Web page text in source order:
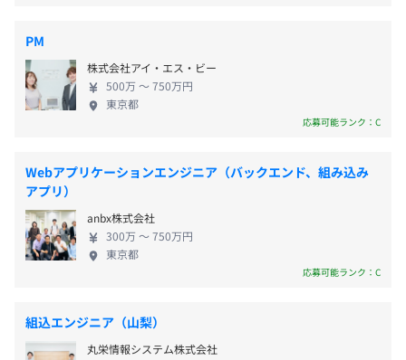
ます）
・超過勤務手当：割増賃金率25％（※1カ月の法定労働時
間を超えた勤務が60時間を上回る時間数のみ割増賃金率
50％となります）
・賞与：年2回
・前年度業績目標達成度に応じて、達成祝い金や未達成残
念金の支給あり
・昇給：年1回
・昇格審査：年2回
していきます。 【採用について】 先端技術を使いこ
なす高度なエンジニア育成を推進しています。ICTの
専門プロ集団の一員になり、新たな技術力や付加価
値を提供できるエンジニアへ成長したい方をお待ち
しております。 管理職以外のキャリアパスとして、
特化していただくプロジェクトマネージャーの道を
用意しています。 技術領域が広く、上流から下流ま
での工程を網羅し、案件自体も多数ございますの
で、社内でのキャリアチェンジも相談可能です。
【働き方について】 年休は30分単位で消化可能。ま
た、年休消化推奨日を設け、年末年始やGW、夏季休
コアタイムなしのフルフレックス制や在宅勤務・リ
モートワークなど、柔軟な働き方が実現できる制度
PM
株式会社アイ・エス・ビー
500万 〜 750万円
東京都
応募可能ランク：C
Webアプリケーションエンジニア（バックエンド、組み込み
アプリ）
anbx株式会社
300万 〜 750万円
東京都
応募可能ランク：C
組込エンジニア（山梨）
丸栄情報システム株式会社